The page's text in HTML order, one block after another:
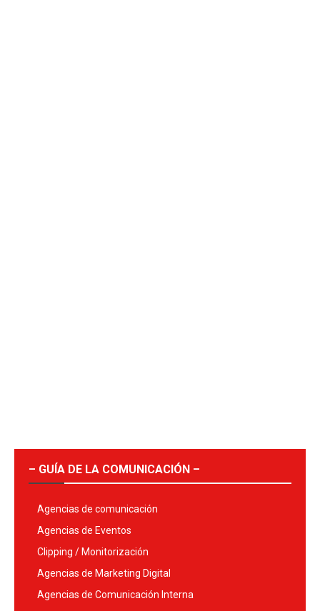
– GUÍA DE LA COMUNICACIÓN –
Agencias de comunicación
Agencias de Eventos
Clipping / Monitorización
Agencias de Marketing Digital
Agencias de Comunicación Interna